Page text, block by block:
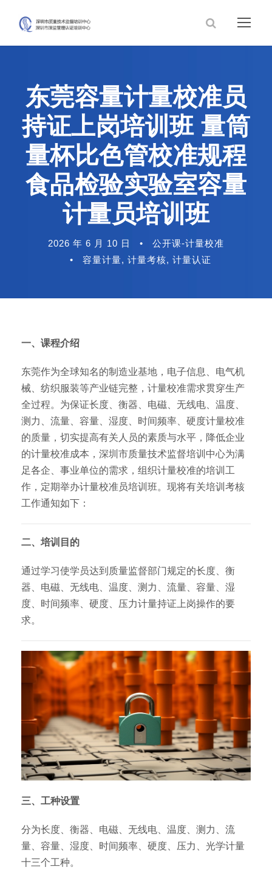
东莞容量计量校准员
持证上岗培训班 量筒
量杯比色管校准规程
食品检验实验室容量
计量员培训班
2026 年 6 月 10 日 •
公开课-计量校准
•
容量计量, 计量考核, 计量认证
一、课程介绍
东莞作为全球知名的制造业基地，电子信息、电气机
械、纺织服装等产业链完整，计量校准需求贯穿生产
全过程。为保证长度、衡器、电磁、无线电、温度、
测力、流量、容量、湿度、时间频率、硬度计量校准
的质量，切实提高有关人员的素质与水平，降低企业
的计量校准成本，深圳市质量技术监督培训中心为满
足各企、事业单位的需求，组织计量校准的培训工
作，定期举办计量校准员培训班。现将有关培训考核
工作通知如下：
二、培训目的
通过学习使学员达到质量监督部门规定的长度、衡
器、电磁、无线电、温度、测力、流量、容量、湿
度、时间频率、硬度、压力计量持证上岗操作的要
求。
三、工种设置
分为长度、衡器、电磁、无线电、温度、测力、流
量、容量、湿度、时间频率、硬度、压力、光学计量
十三个工种。